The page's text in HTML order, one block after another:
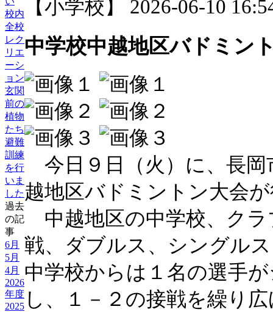
校内
全校
レク
リエ
ーシ
ョン
玄関
前の
植物
たち
避難
訓練
を行
いま
した
過去
の記
事
6月
5月
4月
2026
年度
2025
【小学校】 2026-06-10
中学校中越地区バドミン
今日９日（火）に、長岡
越地区バドミントン大会
中越地区の中学校、ク
戦、ダブルス、シングル
中学校からは１名の選手
し、１－２の接戦を繰り